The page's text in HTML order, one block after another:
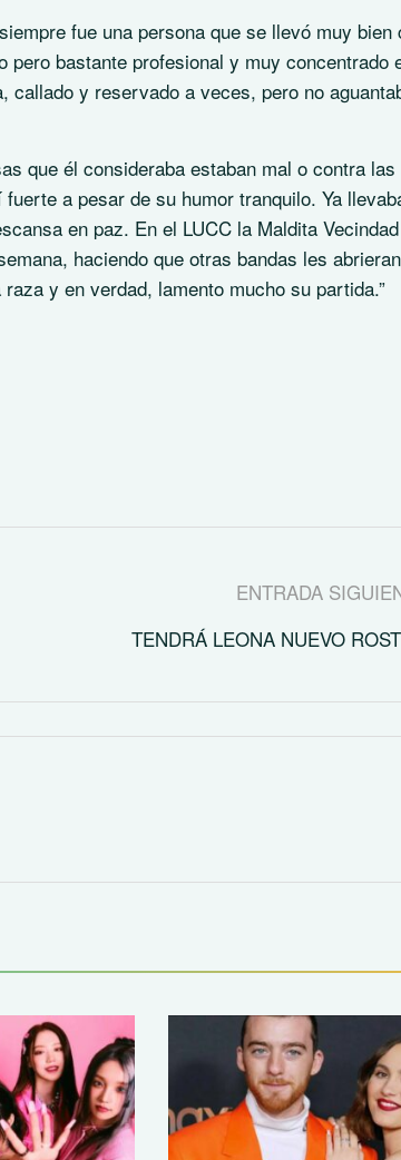
fue una persona que se llevó muy bien
bastante profesional y muy concentrado
y reservado a veces, pero no
que él consideraba estaban mal o contra las
a pesar de su humor tranquilo. Ya
en paz. En el LUCC la Maldita
haciendo que otras bandas les
y en verdad, lamento mucho su partida.”
ENTRADA
TENDRÁ LEONA NUEVO